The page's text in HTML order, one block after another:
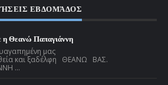
ΕΒΔΟΜΆΔΟΣ
η Θεανώ Παπαγιάννη
πολυαγαπημένη μας
και ξαδέλφη ΘΕΑΝΩ ΒΑΣ.
...